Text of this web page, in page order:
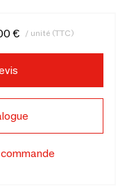
€ / unité (TTC)